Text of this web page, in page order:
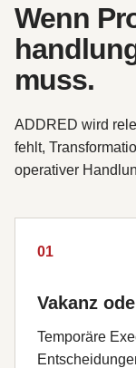
Wenn
muss.
ADDRED wird
fehlt,
operativer
01
Vakanz
Temporäre